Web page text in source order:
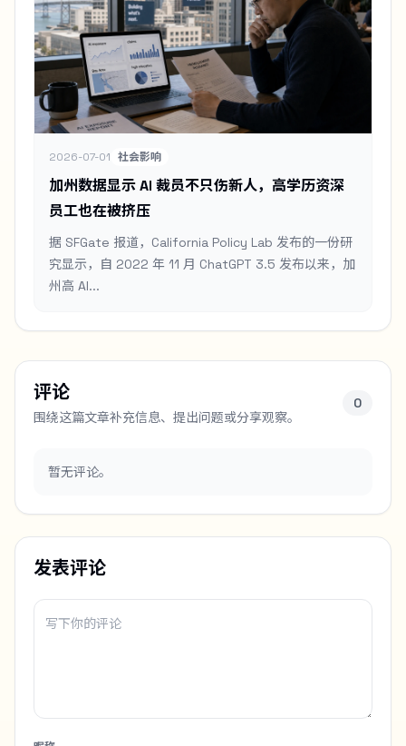
2026-07-01 社会影响
加州数据显示 AI 裁员不只伤新人，高学历资深
员工也在被挤压
据 SFGate 报道，California Policy Lab 发布的一份研
究显示，自 2022 年 11 月 ChatGPT 3.5 发布以来，加
州高 AI...
评论
围绕这篇文章补充信息、提出问题或分享观察。
0
暂无评论。
发表评论